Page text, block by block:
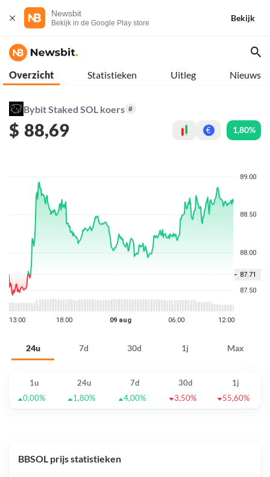
Newsbit
Bekijk in de Google Play store
Bekijk
Overzicht Statistieken Uitleg Nieuws
Bybit Staked SOL koers #
$ 88,69 € 1,80%
24u 7d 30d 1j Max
1u 24u 7d 30d
1j
0,00%
1,80% 4,00% 3,50% 55,60%
BBSOL prijs statistieken